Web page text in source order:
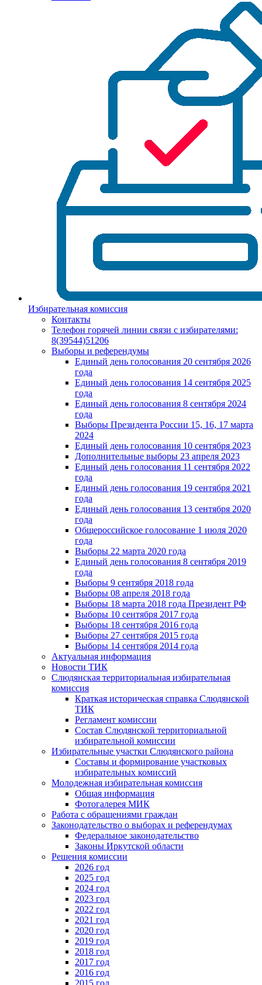
Избирательная комиссия
Контакты
Телефон горячей линии связи с избирателями:
8(39544)51206
Выборы и референдумы
Единый день голосования 20 сентября 2026
года
Единый день голосования 14 сентября 2025
года
Единый день голосования 8 сентября 2024
года
Выборы Президента России 15, 16, 17 марта
2024
Единый день голосования 10 сентября 2023
Дополнительные выборы 23 апреля 2023
Единый день голосования 11 сентября 2022
года
Единый день голосования 19 сентября 2021
года
Единый день голосования 13 сентября 2020
года
Общероссийское голосование 1 июля 2020
года
Выборы 22 марта 2020 года
Единый день голосования 8 сентября 2019
года
Выборы 9 сентября 2018 года
Выборы 08 апреля 2018 года
Выборы 18 марта 2018 года Президент РФ
Выборы 10 сентября 2017 года
Выборы 18 сентября 2016 года
Выборы 27 сентября 2015 года
Выборы 14 сентября 2014 года
Актуальная информация
Новости ТИК
Слюдянская территориальная избирательная
комиссия
Краткая историческая справка Слюдянской
ТИК
Регламент комиссии
Состав Слюдянской территориальной
избирательной комиссии
Избирательные участки Слюдянского района
Составы и формирование участковых
избирательных комиссий
Молодежная избирательная комиссия
Общая информация
Фотогалерея МИК
Работа с обращениями граждан
Законодательство о выборах и референдумах
Федеральное законодательство
Законы Иркутской области
Решения комиссии
2026 год
2025 год
2024 год
2023 год
2022 год
2021 год
2020 год
2019 год
2018 год
2017 год
2016 год
2015 год